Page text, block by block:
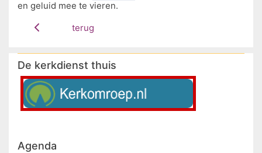
en geluid mee te vieren.
terug
De kerkdienst thuis
Agenda